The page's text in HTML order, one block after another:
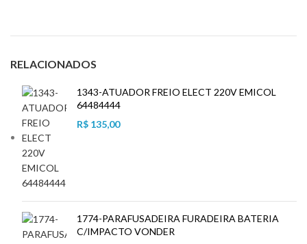
RELACIONADOS
1343-ATUADOR FREIO ELECT 220V EMICOL
64484444
R$ 135,00
1774-PARAFUSADEIRA FURADEIRA BATERIA
C/IMPACTO VONDER